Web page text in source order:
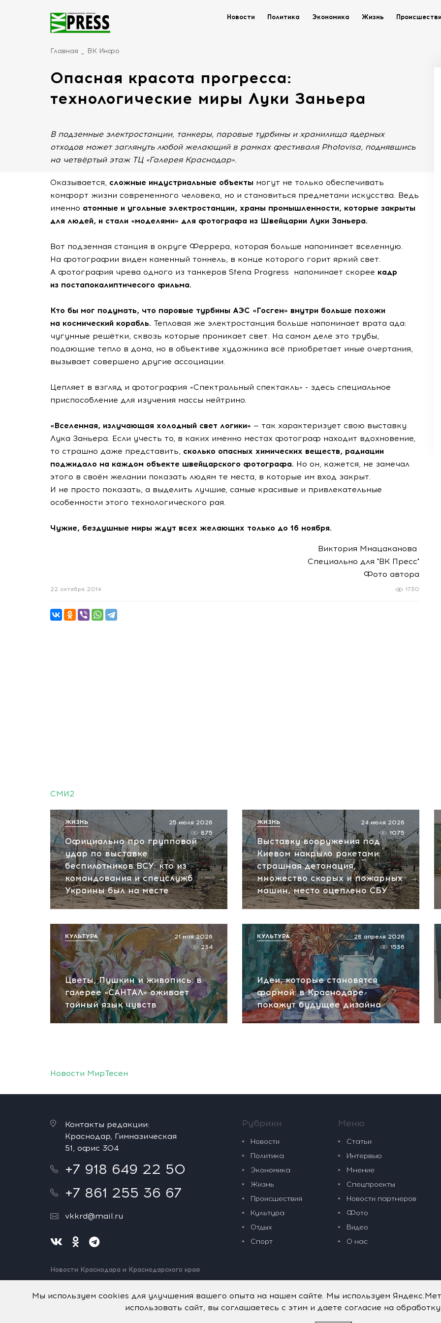
Новости Политика Экономика Жизнь
Главная ВК Инфо
Опасная красота прогресса:
технологические миры Луки Заньера
В подземные электростанции, танкеры, паровые турбины и хранилища ядерных
отходов может заглянуть любой желающий в рамках фестиваля Photovisa, поднявшись
на четвёртый этаж ТЦ «Галерея Краснодар».
Оказывается, сложные индустриальные объекты могут не только обеспечивать
комфорт жизни современного человека, но и становиться предметами искусства. Ведь
именно атомные и угольные электростанции, храмы промышленности, которые закрыты
для людей, и стали «моделями» для фотографа из Швейцарии Луки Заньера.
Вот подземная станция в округе Феррера, которая больше напоминает вселенную.
На фотографии виден каменный тоннель, в конце которого горит яркий свет.
А фотография чрева одного из танкеров Stena Progress напоминает скорее кадр
из постапокалиптичесого фильма.
Кто бы мог подумать, что паровые турбины АЭС «Госген» внутри больше похожи
на космический корабль. Тепловая же электростанция больше напоминает врата ада:
чугунные решётки, сквозь которые проникает свет. На самом деле это трубы,
подающие тепло в дома, но в объективе художника всё приобретает иные очертания,
вызывает совершено другие ассоциации.
Цепляет в взгляд и фотография «Спектральный спектакль» - здесь специальное
приспособление для изучения массы нейтрино.
«Вселенная, излучающая холодный свет логики» — так характеризует свою выставку
Лука Заньера. Если учесть то, в каких именно местах фотограф находит вдохновение,
то страшно даже представить, сколько опасных химических веществ, радиации
поджидало на каждом объекте швейцарского фотографа. Но он, кажется, не замечал
этого в своём желании показать людям те места, в которые им вход закрыт.
И не просто показать, а выделить лучшие, самые красивые и привлекательные
особенности этого технологического рая.
Чужие, бездушные миры ждут всех желающих только до 16 ноября.
Виктория Мнацаканова
Специально для "ВК Пресс"
Фото автора
1730
22 октября 2014
СМИ2
Официально про групповой
удар по выставке
беспилотников ВСУ: кто из
командования и спецслужб
Украины был на месте
25 июля 2026
875
ЖИЗНЬ
Выставку вооружения под
Киевом накрыло ракетами:
страшная детонация,
множество скорых и пожарных
машин, место оцеплено СБУ
24 июля 2026
1075
ЖИЗНЬ
Цветы, Пушкин и живопись: в
галерее «САНТАЛ» оживает
тайный язык чувств
21 мая 2026
234
КУЛЬТУРА
Идеи, которые становятся
формой: в Краснодаре
покажут будущее дизайна
28 апреля 2026
1536
КУЛЬТУРА
Новости МирТесен
Контакты редакции:
Краснодар, Гимназическая
51, офис 304
+7 918 649 22 50
+7 861 255 36 67
vkkrd@mail.ru
Новости Краснодара и Краснодарского края
Нашли ошибку? Выделите и нажмите Ctrl+Enter.
Рубрики
Новости
Политика
Экономика
Жизнь
Происшествия
Культура
Отдых
Спорт
Меню
Статьи
Интервью
Мнение
Спецпроекты
Новости партнеров
Фото
Видео
О нас
Мы используем cookies для улучшения вашего опыта на нашем сайте. Мы используем
использовать сайт, вы соглашаетесь с этим и даете согласие на